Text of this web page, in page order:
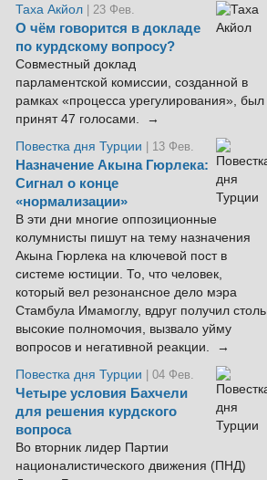
Таха Акйол | 23 Фев.
О чём говорится в докладе
по курдскому вопросу?
Совместный доклад
парламентской комиссии, созданной в
рамках «процесса урегулирования», был
принят 47 голосами. →
Повестка дня Турции
| 13 Фев.
Назначение Акына Гюрлека:
Сигнал о конце
«нормализации»
В эти дни многие оппозиционные
колумнисты пишут на тему назначения
Акына Гюрлека на ключевой пост в
системе юстиции. То, что человек,
который вел резонансное дело мэра
Стамбула Имамоглу, вдруг получил столь
высокие полномочия, вызвало уйму
вопросов и негативной реакции. →
Повестка дня Турции
| 04 Фев.
Четыре условия Бахчели
для решения курдского
вопроса
Во вторник лидер Партии
националистического движения (ПНД)